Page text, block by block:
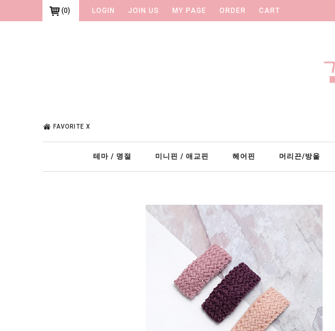
(0) LOGIN JOIN US MY PAGE ORDER CART
FAVORITE X
테마 / 명절 미니핀 / 애교핀 헤어핀 머리끈/방울